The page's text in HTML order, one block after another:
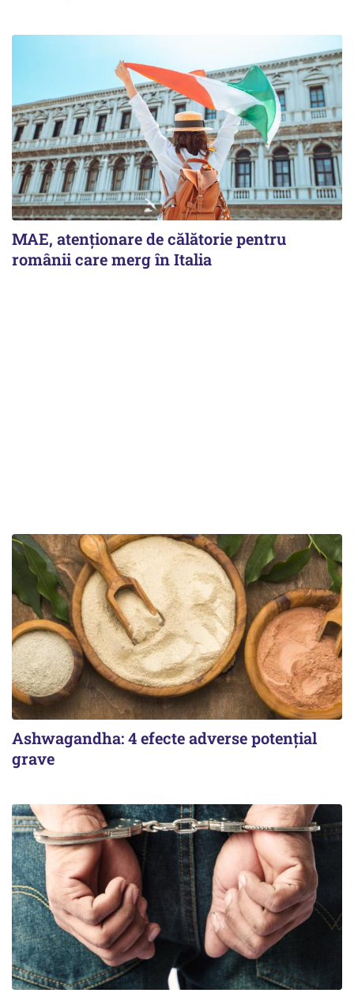
MAE, atenționare de călătorie pentru
românii care merg în Italia
Ashwagandha: 4 efecte adverse potențial
grave